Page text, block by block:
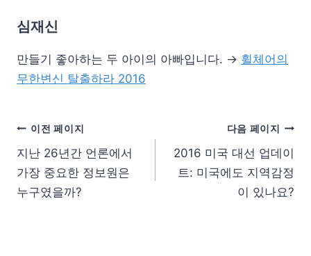
심재신
만들기 좋아하는 두 아이의 아빠입니다. → 휠체어의
무한변신 탈출하라 2016
이전 페이지
지난 26년간 언론에서
가장 중요한 정보원은
누구였을까?
다음 페이지
2016 미국 대선 업데이
트: 미국에도 지역감정
이 있나요?